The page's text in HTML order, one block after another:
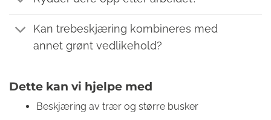
Kan trebeskjæring kombineres med
annet grønt vedlikehold?
Dette kan vi hjelpe med
Beskjæring av trær og større busker